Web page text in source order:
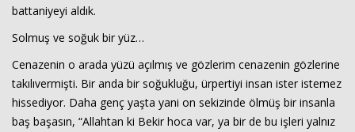
battaniyeyi aldık.
Solmuş ve soğuk bir yüz…
Cenazenin o arada yüzü açılmış ve gözlerim cenazenin gözlerine
takılıvermişti. Bir anda bir soğukluğu, ürpertiyi insan ister istemez
hissediyor. Daha genç yaşta yani on sekizinde ölmüş bir insanla
baş başasın, “Allahtan ki Bekir hoca var, ya bir de bu işleri yalnız